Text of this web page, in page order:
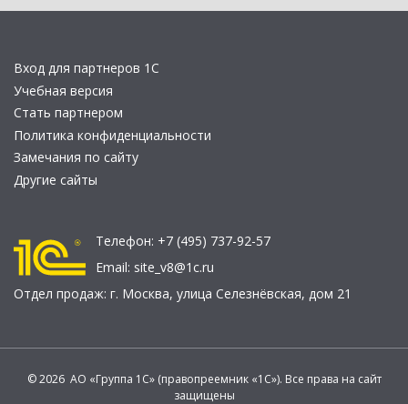
Вход для партнеров 1С
Учебная версия
Стать партнером
Политика конфиденциальности
Замечания по сайту
Другие сайты
Телефон: +7 (495) 737-92-57
Email: site_v8@1c.ru
Отдел продаж: г. Москва, улица Селезнёвская, дом 21
© 2026 АО «Группа 1С» (правопреемник «1С»). Все права на сайт
защищены